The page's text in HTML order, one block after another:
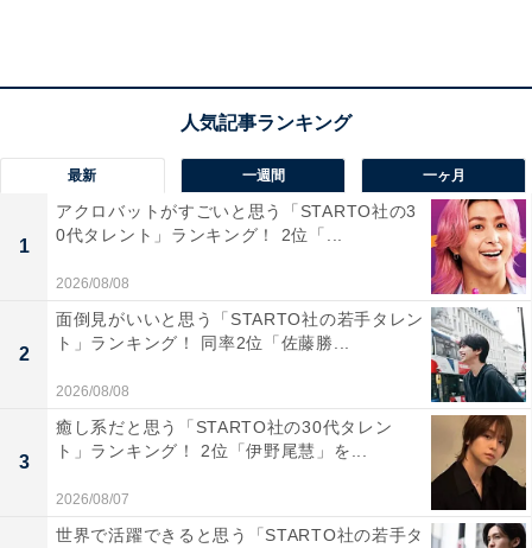
同率3位：木村屋總本店
最新 一週間 一ヶ月
1
アクロバットがすごいと思う「STARTO社の3
0代タレント」ランキング！ 2位「...
2026/08/08
2
面倒見がいいと思う「STARTO社の若手タレン
ト」ランキング！ 同率2位「佐藤勝...
2026/08/08
3
癒し系だと思う「STARTO社の30代タレン
ト」ランキング！ 2位「伊野尾慧」を...
2026/08/07
世界で活躍できると思う「STARTO社の若手タ